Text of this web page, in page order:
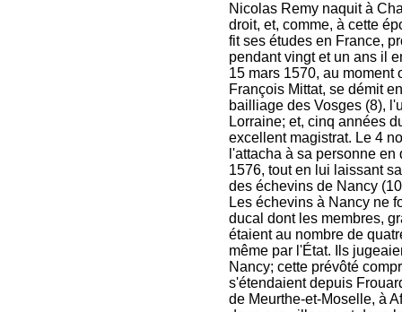
Nicolas Remy naquit à
droit, et, comme, à cette
fit ses études en France,
pendant vingt et un ans il
15 mars 1570, au moment
François Mittat, se démit
bailliage des Vosges (8),
Lorraine; et, cinq années
excellent magistrat. Le 4
l'attacha à sa personne
1576, tout en lui laissant
des échevins de Nancy
Les échevins à Nancy ne
ducal dont les membres,
étaient au nombre de
même par l'État. Ils
Nancy; cette prévôté
s'étendaient depuis
de Meurthe-et-Moselle, à